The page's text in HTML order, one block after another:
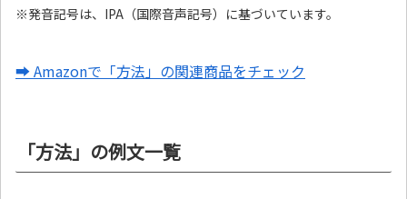
※発音記号は、IPA（国際音声記号）に基づいています。
➡ Amazonで「方法」の関連商品をチェック
「方法」の例文一覧